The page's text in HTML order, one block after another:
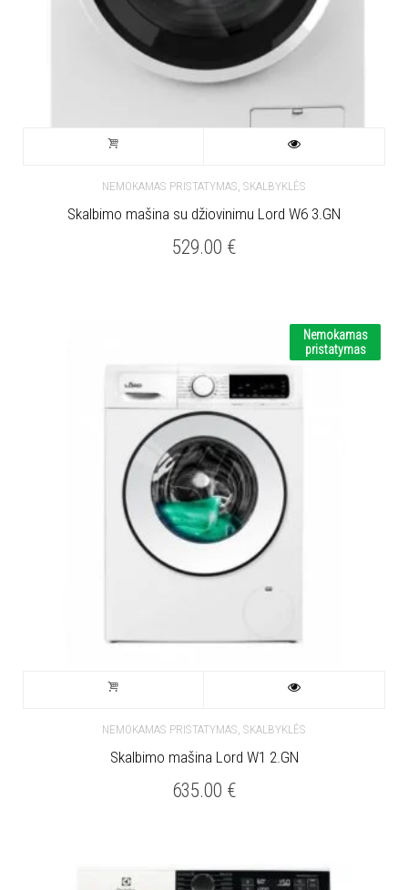
NEMOKAMAS PRISTATYMAS, SKALBYKLĖS
Skalbimo mašina su džiovinimu Lord W6 3.GN
529.00 €
Nemokamas
pristatymas
NEMOKAMAS PRISTATYMAS, SKALBYKLĖS
Skalbimo mašina Lord W1 2.GN
635.00 €